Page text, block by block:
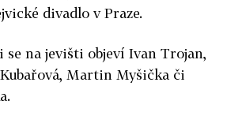
divadlo v Praze.
se na jevišti objeví Ivan Trojan,
Martin Myšička či